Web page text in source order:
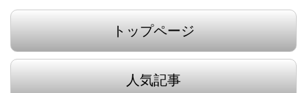
トップページ
人気記事